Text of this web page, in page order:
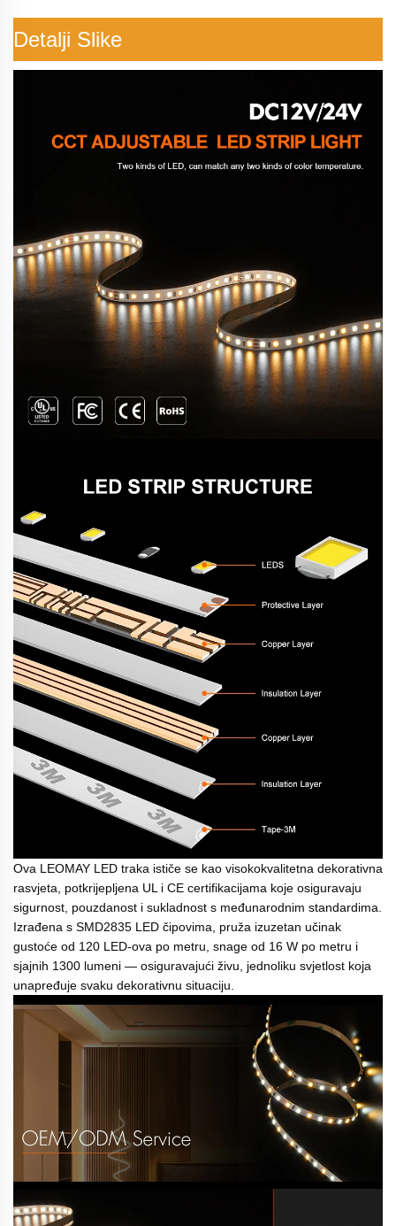
Detalji Slike
Ova LEOMAY LED traka ističe se kao visokokvalitetna dekorativna
rasvjeta, potkrijepljena UL i CE certifikacijama koje osiguravaju
sigurnost, pouzdanost i sukladnost s međunarodnim standardima.
Izrađena s SMD2835 LED čipovima, pruža izuzetan učinak
gustoće od 120 LED-ova po metru, snage od 16 W po metru i
sjajnih 1300 lumeni — osiguravajući živu, jednoliku svjetlost koja
unapređuje svaku dekorativnu situaciju.